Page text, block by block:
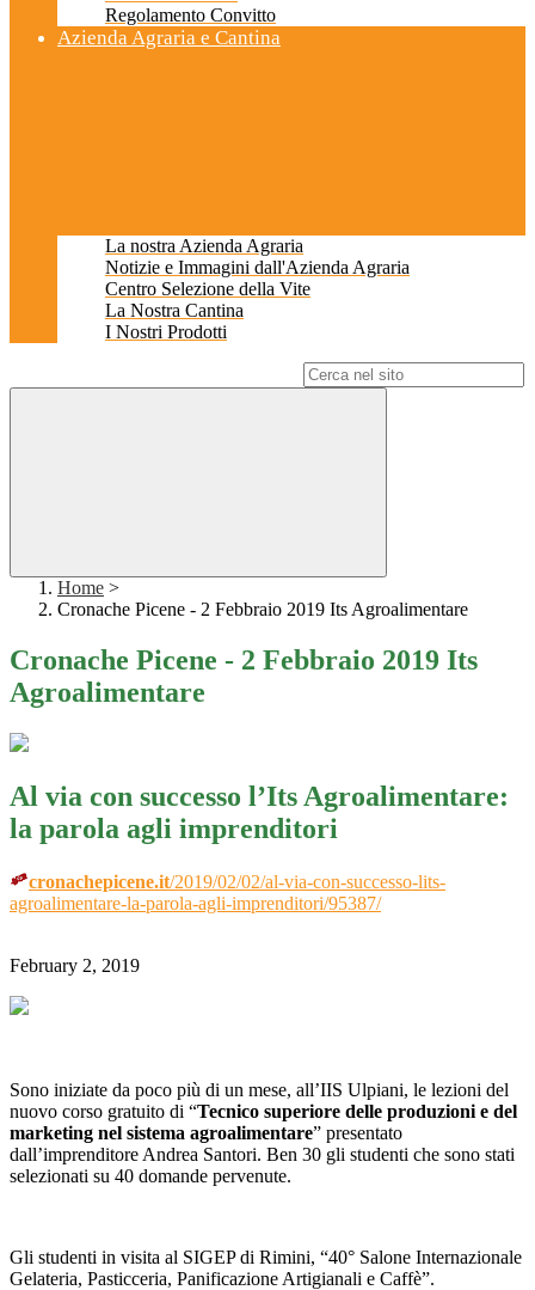
Regolamento Convitto
Azienda Agraria e Cantina
La nostra Azienda Agraria
Notizie e Immagini dall'Azienda Agraria
Centro Selezione della Vite
La Nostra Cantina
I Nostri Prodotti
Home >
Cronache Picene - 2 Febbraio 2019 Its Agroalimentare
Cronache Picene - 2 Febbraio 2019 Its
Agroalimentare
Al via con successo l’Its Agroalimentare:
la parola agli imprenditori
cronachepicene.it/2019/02/02/al-via-con-successo-lits-
agroalimentare-la-parola-agli-imprenditori/95387/
February 2, 2019
Sono iniziate da poco più di un mese, all’IIS Ulpiani, le lezioni del
nuovo corso gratuito di “Tecnico superiore delle produzioni e del
marketing nel sistema agroalimentare” presentato
dall’imprenditore Andrea Santori. Ben 30 gli studenti che sono stati
selezionati su 40 domande pervenute.
Gli studenti in visita al SIGEP di Rimini, “40° Salone Internazionale
Gelateria, Pasticceria, Panificazione Artigianali e Caffè”.